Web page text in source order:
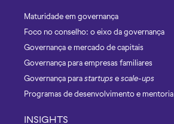
Maturidade em governança
Foco no conselho: o eixo da governança
Governança e mercado de capitais
Governança para empresas familiares
Governança para startups e scale-ups
Programas de desenvolvimento e mentoria
INSIGHTS